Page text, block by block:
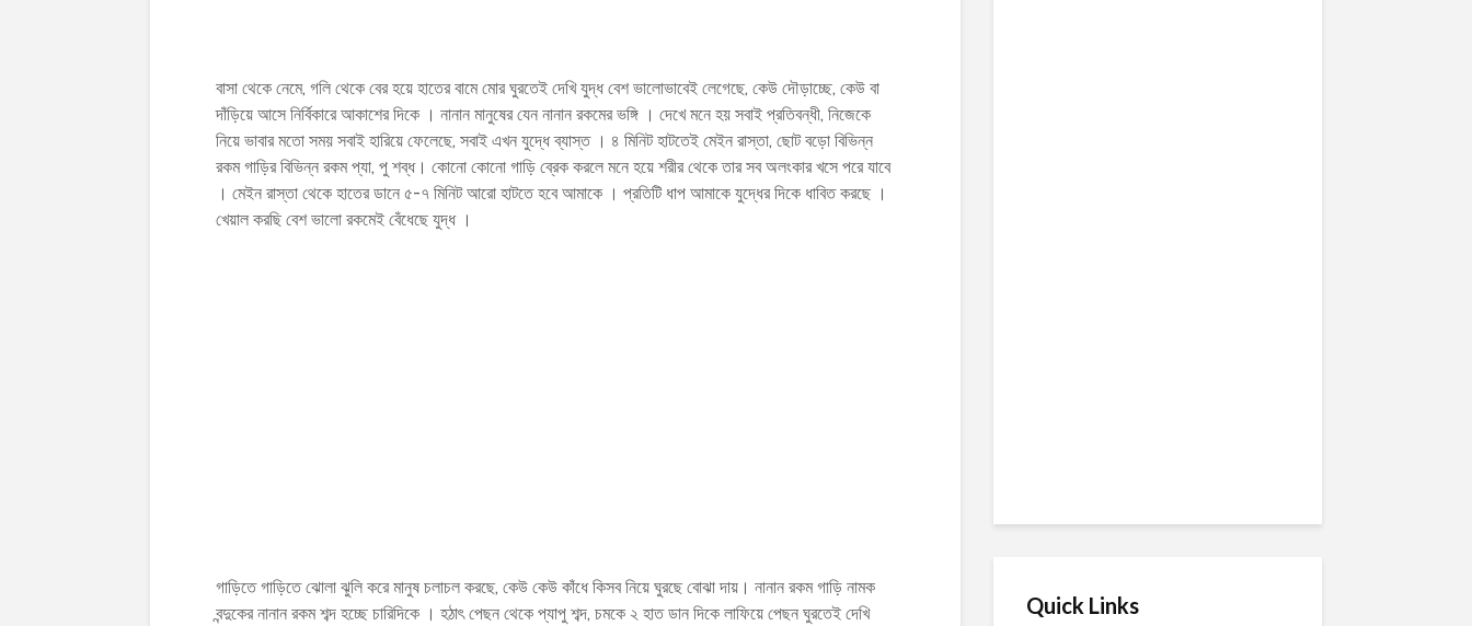
বাসা থেকে নেমে, গলি থেকে বের হয়ে হাতের বামে মোর ঘুরতেই দেখি যুদ্ধ বেশ ভালোভাবেই লেগেছে, কেউ দৌড়াচ্ছে, কেউ বা
দাঁড়িয়ে আসে নির্বিকারে আকাশের দিকে । নানান মানুষের যেন নানান রকমের ভঙ্গি । দেখে মনে হয় সবাই প্রতিবন্ধী, নিজেকে
নিয়ে ভাবার মতো সময় সবাই হারিয়ে ফেলেছে, সবাই এখন যুদ্ধে ব্যাস্ত । ৪ মিনিট হাটতেই মেইন রাস্তা, ছোট বড়ো বিভিন্ন
রকম গাড়ির বিভিন্ন রকম প্যা, পু শব্ধ। কোনো কোনো গাড়ি ব্রেক করলে মনে হয়ে শরীর থেকে তার সব অলংকার খসে পরে যাবে
। মেইন রাস্তা থেকে হাতের ডানে ৫-৭ মিনিট আরো হাটতে হবে আমাকে । প্রতিটি ধাপ আমাকে যুদ্ধের দিকে ধাবিত করছে ।
খেয়াল করছি বেশ ভালো রকমেই বেঁধেছে যুদ্ধ ।
গাড়িতে গাড়িতে ঝোলা ঝুলি করে মানুষ চলাচল করছে, কেউ কেউ কাঁধে কিসব নিয়ে ঘুরছে বোঝা দায়। নানান রকম গাড়ি নামক
বন্দুকের নানান রকম শব্দ হচ্ছে চারিদিকে । হঠাৎ পেছন থেকে প্যাপু শব্দ, চমকে ২ হাত ডান দিকে লাফিয়ে পেছন ঘুরতেই দেখি
Quick Links